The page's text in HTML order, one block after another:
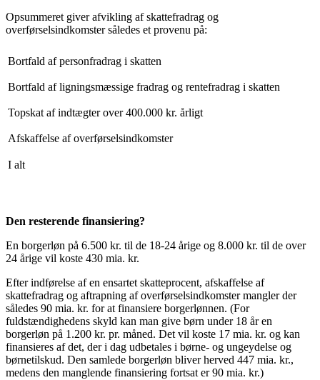
Opsummeret giver afvikling af skattefradrag og
overførselsindkomster således et provenu på:
Bortfald af personfradrag i skatten
Bortfald af ligningsmæssige fradrag og rentefradrag i skatten
Topskat af indtægter over 400.000 kr. årligt
Afskaffelse af overførselsindkomster
I alt
Den resterende finansiering?
En borgerløn på 6.500 kr. til de 18-24 årige og 8.000 kr. til de over
24 årige vil koste 430 mia. kr.
Efter indførelse af en ensartet skatteprocent, afskaffelse af
skattefradrag og aftrapning af overførselsindkomster mangler der
således 90 mia. kr. for at finansiere borgerlønnen. (For
fuldstændighedens skyld kan man give børn under 18 år en
borgerløn på 1.200 kr. pr. måned. Det vil koste 17 mia. kr. og kan
finansieres af det, der i dag udbetales i børne- og ungeydelse og
børnetilskud. Den samlede borgerløn bliver herved 447 mia. kr.,
medens den manglende finansiering fortsat er 90 mia. kr.)